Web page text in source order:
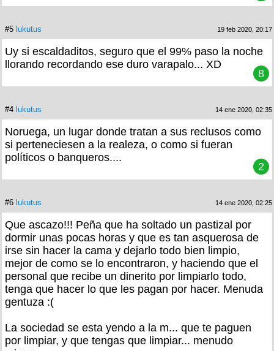
#5 lukutus 19 feb 2020, 20:17
Uy si escaldaditos, seguro que el 99% paso la noche
llorando recordando ese duro varapalo... XD
8
#4 lukutus 14 ene 2020, 02:35
Noruega, un lugar donde tratan a sus reclusos como
si perteneciesen a la realeza, o como si fueran
políticos o banqueros....
2
#6 lukutus 14 ene 2020, 02:25
Que ascazo!!! Peña que ha soltado un pastizal por
dormir unas pocas horas y que es tan asquerosa de
irse sin hacer la cama y dejarlo todo bien limpio,
mejor de como se lo encontraron, y haciendo que el
personal que recibe un dinerito por limpiarlo todo,
tenga que hacer lo que les pagan por hacer. Menuda
gentuza :(
La sociedad se esta yendo a la m... que te paguen
por limpiar, y que tengas que limpiar... menudo